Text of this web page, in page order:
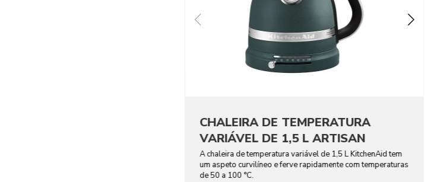
CHALEIRA DE TEMPERATURA
VARIÁVEL DE 1,5 L ARTISAN
A chaleira de temperatura variável de 1,5 L KitchenAid tem
um aspeto curvilíneo e ferve rapidamente com temperaturas
de 50 a 100 °C.